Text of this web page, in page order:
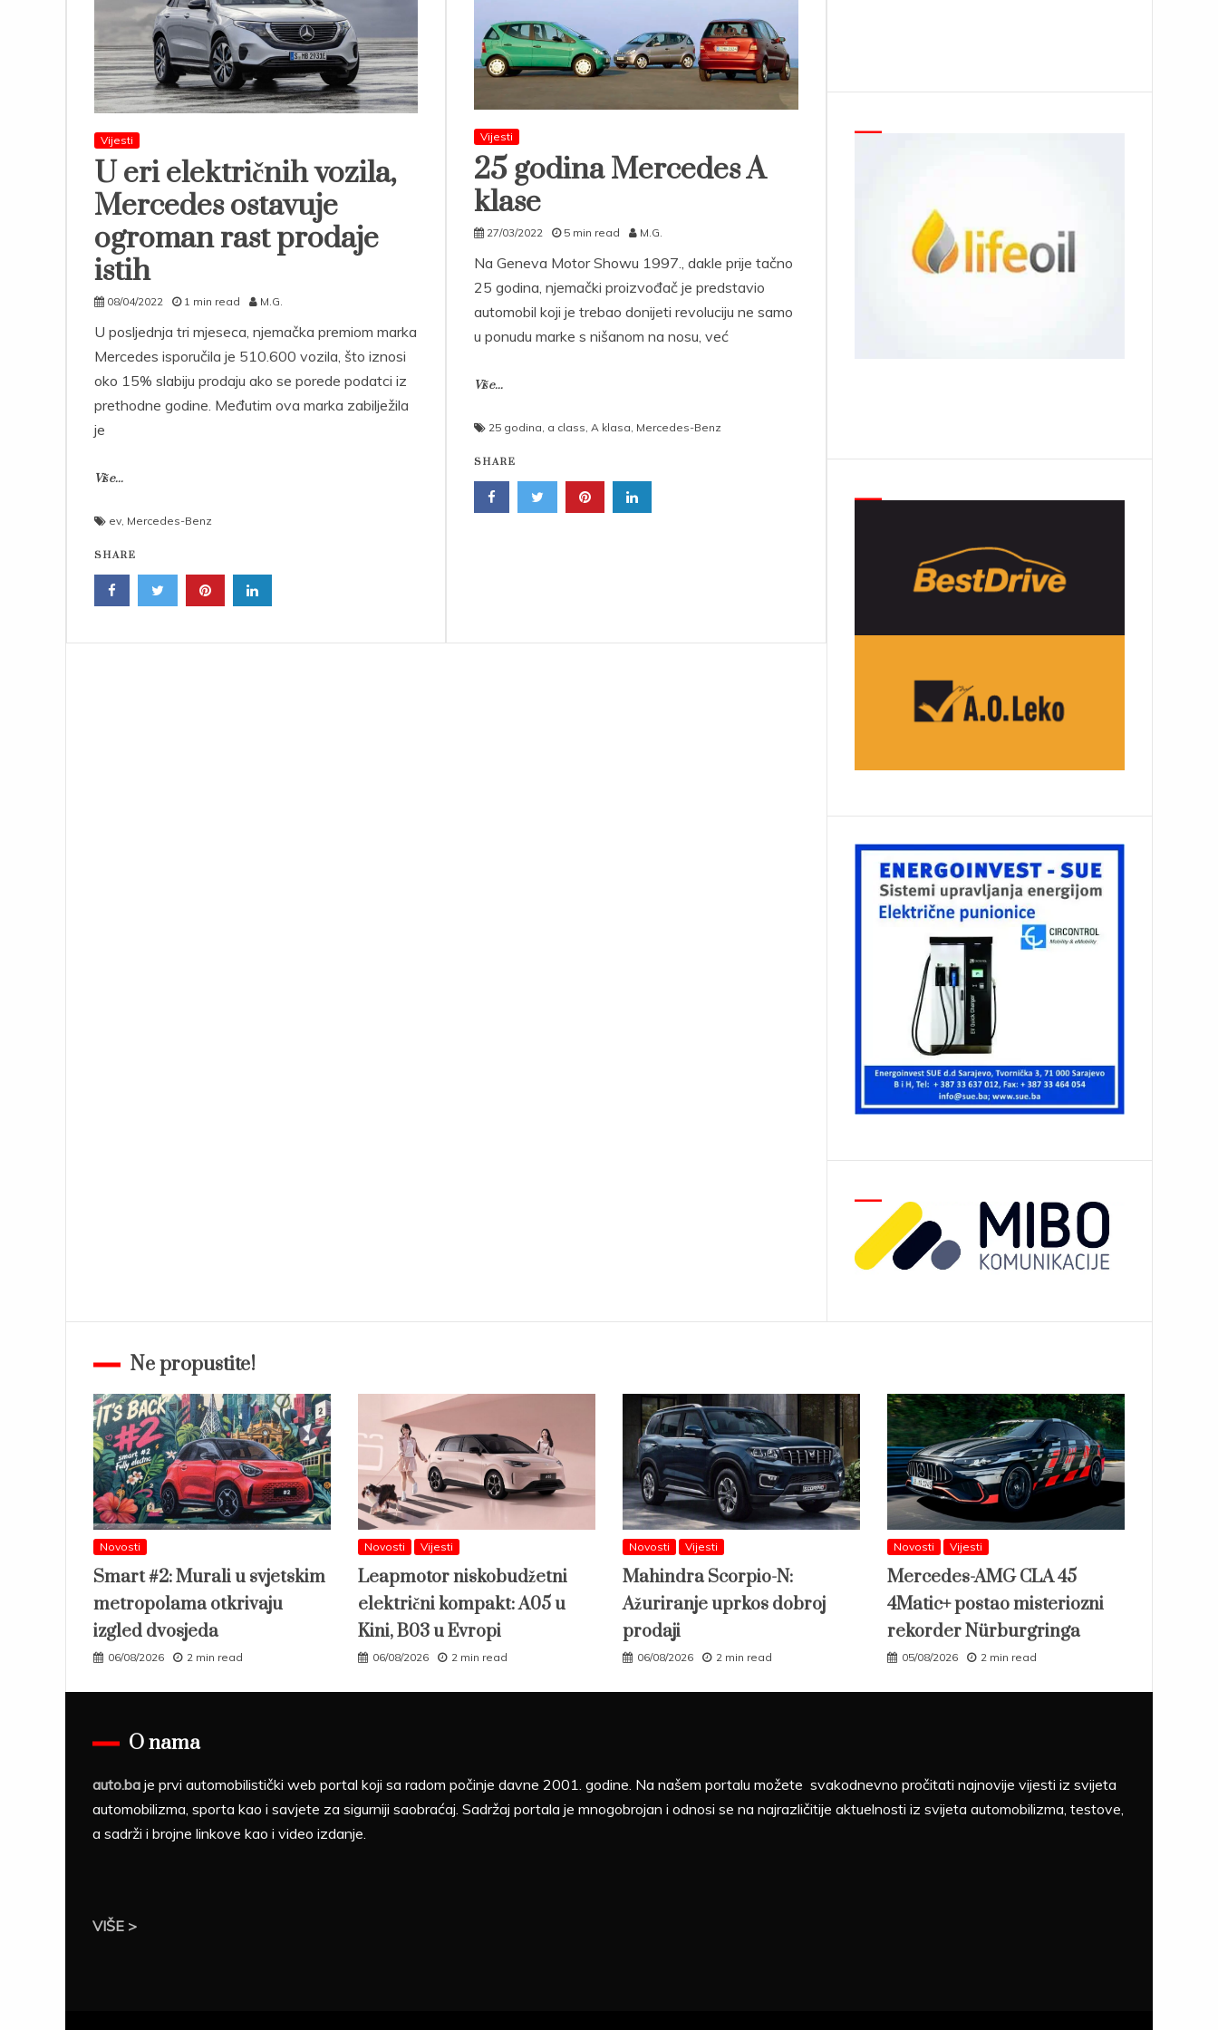
Vijesti
U eri električnih vozila,
Mercedes ostavuje
ogroman rast prodaje
istih
08/04/2022 1 min read M.G.
U posljednja tri mjeseca, njemačka premiom marka
Mercedes isporučila je 510.600 vozila, što iznosi
oko 15% slabiju prodaju ako se porede podatci iz
prethodne godine. Međutim ova marka zabilježila
je
Više...
ev, Mercedes-Benz
SHARE
Vijesti
25 godina Mercedes A
klase
27/03/2022 5 min read M.G.
Na Geneva Motor Showu 1997., dakle prije tačno
25 godina, njemački proizvođač je predstavio
automobil koji je trebao donijeti revoluciju ne samo
u ponudu marke s nišanom na nosu, već
Više...
25 godina, a class,A klasa, Mercedes-Benz
SHARE
Ne propustite!
Novosti
Smart #2: Murali u svjetskim
metropolama otkrivaju
izgled dvosjeda
06/08/2026 2 min read
Novosti Vijesti
Leapmotor niskobudžetni
električni kompakt: A05 u
Kini, B03 u Evropi
06/08/2026 2 min read
Novosti Vijesti
Mahindra Scorpio-N:
Ažuriranje uprkos dobroj
prodaji
06/08/2026 2 min read
Novosti Vijesti
Mercedes-AMG CLA 45
4Matic+ postao misteriozni
rekorder Nürburgringa
05/08/2026 2 min read
O nama
auto.ba je prvi automobilistički web portal koji sa radom počinje davne 2001. godine. Na našem portalu možete svakodnevno pročitati najnovije vijesti iz svijeta
automobilizma, sporta kao i savjete za sigurniji saobraćaj. Sadržaj portala je mnogobrojan i odnosi se na najrazličitije aktuelnosti iz svijeta automobilizma, testove,
a sadrži i brojne linkove kao i video izdanje.
VIŠE >